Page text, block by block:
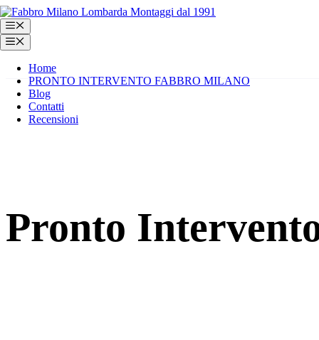
Vai
al
contenuto
Menu
Menu
Home
PRONTO INTERVENTO FABBRO MILANO
Blog
Contatti
Recensioni
Pronto